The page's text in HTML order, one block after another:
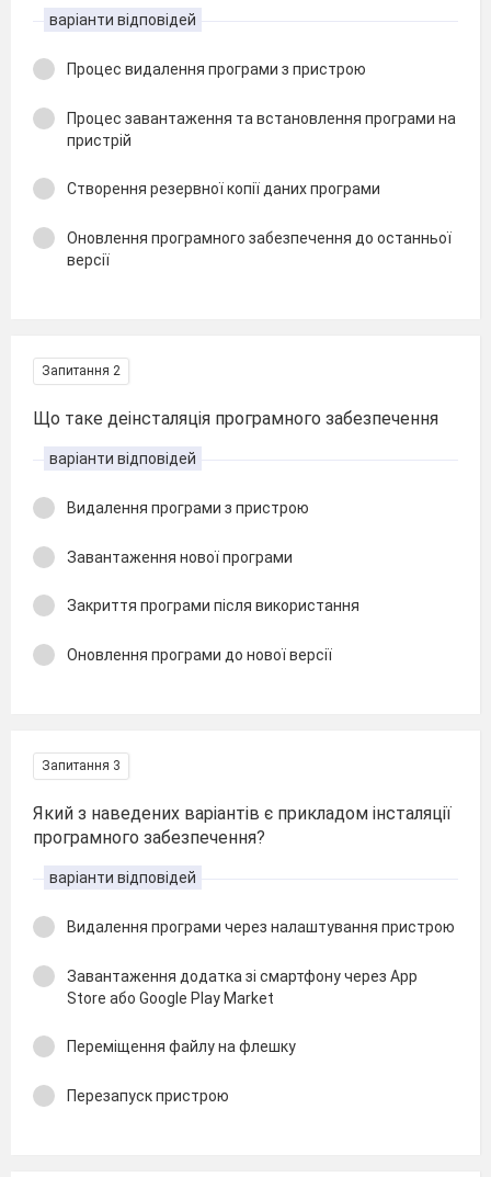
варіанти відповідей
Процес видалення програми з пристрою
Процес завантаження та встановлення програми на
пристрій
Створення резервної копії даних програми
Оновлення програмного забезпечення до останньої
версії
Запитання 2
Що таке деінсталяція програмного забезпечення
варіанти відповідей
Видалення програми з пристрою
Завантаження нової програми
Закриття програми після використання
Оновлення програми до нової версії
Запитання 3
Який з наведених варіантів є прикладом інсталяції
програмного забезпечення?
варіанти відповідей
Видалення програми через налаштування пристрою
Завантаження додатка зі смартфону через App
Store або Google Play Market
Переміщення файлу на флешку
Перезапуск пристрою